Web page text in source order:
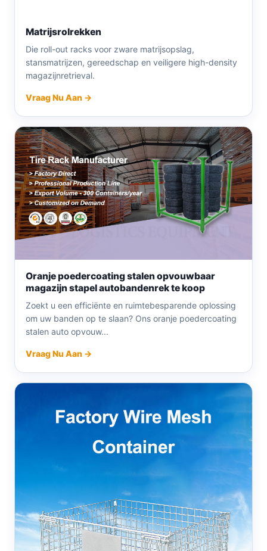
Matrijsrolrekken
Die roll-out racks voor zware matrijsopslag,
stansmatrijzen, gereedschap en veiligere high-density
magazijnretrieval.
Vraag Nu Aan →
Oranje poedercoating stalen opvouwbaar
magazijn stapel autobandenrek te koop
Zoekt u een efficiënte en ruimtebesparende oplossing
om uw banden op te slaan? Ons oranje poedercoating
stalen auto opvouw...
Vraag Nu Aan →